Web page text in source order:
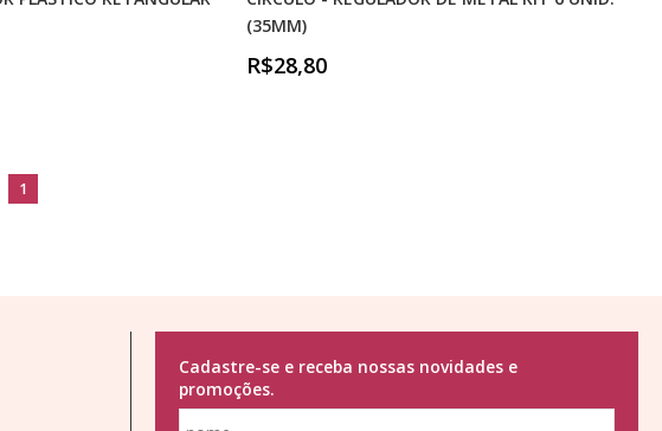
(35MM)
R$28,80
1
Cadastre-se e receba nossas novidades e
promoções.